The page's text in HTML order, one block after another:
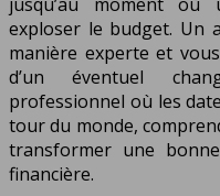
exploser le budget. Un
manière experte et
d’un éventuel
professionnel où les
tour du monde,
transformer une
financière.